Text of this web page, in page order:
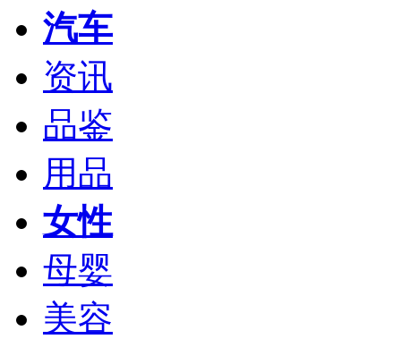
汽车
资讯
品鉴
用品
女性
母婴
美容